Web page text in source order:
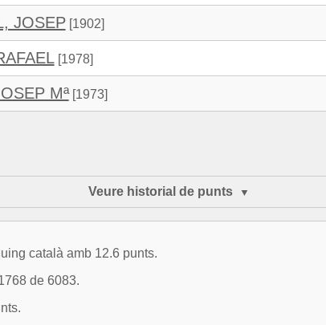
JOSEP[1902]
[1978]
Mª[1973]
Veure historial de punts
català amb 12.6 punts.
de 6083.